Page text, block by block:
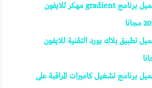
تحميل برنامج gradient مهكر للايفون
تطبيق بلاك بورد التقنية للايفون
برنامج تشغيل كاميرات المراقبة على